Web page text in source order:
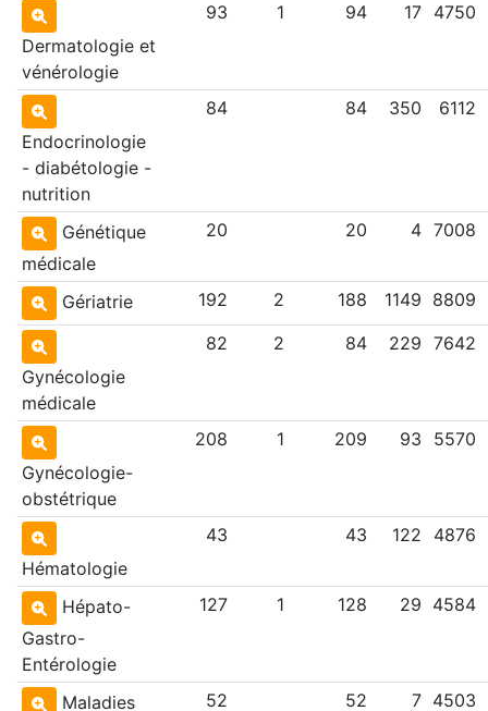
Dermatologie et
vénérologie
93 1 94 17 4750
Endocrinologie
- diabétologie -
nutrition
84 84 350 6112
Génétique
médicale
20 20 4 7008
Gériatrie 192 2 188 1149 8809
Gynécologie
médicale
82 2 84 229 7642
Gynécologie-
obstétrique
208 1 209 93 5570
Hématologie
43 43 122 4876
Hépato-
Gastro-
Entérologie
127 1 128 29 4584
Maladies 52 52 7 4503